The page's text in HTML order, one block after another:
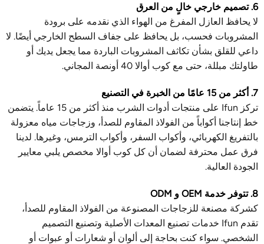
6. تصميم خارجي خالٍ من العرق
لا يحافظ العازل المفرغ من الهواء الذي نقدمه على برودة
المشروبات فحسب، بل يحافظ على جفاف السطح الخارجي أيضًا. لا
داعي للقلق بشأن تكاثف المشروبات الباردة مما يجعل يديك أو
طاولتك مبللة، حتى مع كوب أوالا 40 أونصة المجاني.
7. أكثر من 15 عامًا من الخبرة في التصنيع
تركز Ifun على منتجات أدوات الشرب منذ أكثر من 15 عاماً. يتضمن
خط إنتاجنا أكواباً من الفولاذ المقاوم للصدأ، وزجاجات مياه معزولة
بالتفريغ الكهربائي، وأكواب السفر، وأكواب الترمس، وغيرها. لدينا
فرق عمل محترفة لضمان أن كل كوب أوالا مخصص يلبي معايير
الجودة العالية.
8. تتوفر خدمة OEM و ODM
كشركة مصنعة للزجاجات المصنوعة من الفولاذ المقاوم للصدأ،
تقدم Ifun خدمات تصنيع المعدات الأصلية وتصنيع التصميم
الشخصي. سواء كنت بحاجة إلى ألوان أو شعارات أو عبوات أو